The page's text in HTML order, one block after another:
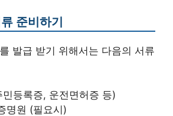
준비하기
발급 받기 위해서는 다음의 서류
민등록증, 운전면허증 등)
명원 (필요시)